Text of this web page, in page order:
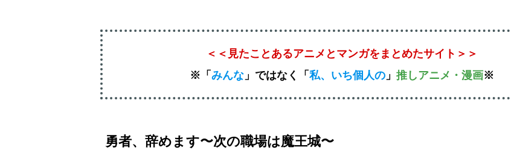
＜＜見たことあるアニメとマンガをまとめたサイト＞＞
※「 みんな」 ではなく 「 私、いち個人の」 推しアニメ ・漫画※
勇者、辞めます〜次の職場は魔王城〜